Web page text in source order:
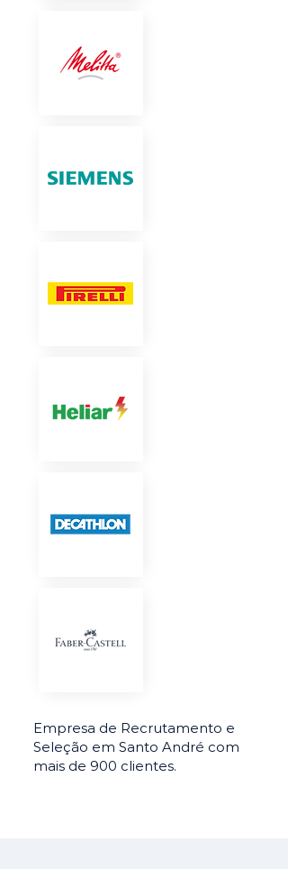
Empresa de Recrutamento e
Seleção em Santo André com
mais de 900 clientes.